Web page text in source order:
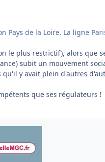
Pays de la Loire. La ligne
le plus restrictif), alors que
subit un mouvement
qu'il y avait plein d'autres
que ses régulateurs !